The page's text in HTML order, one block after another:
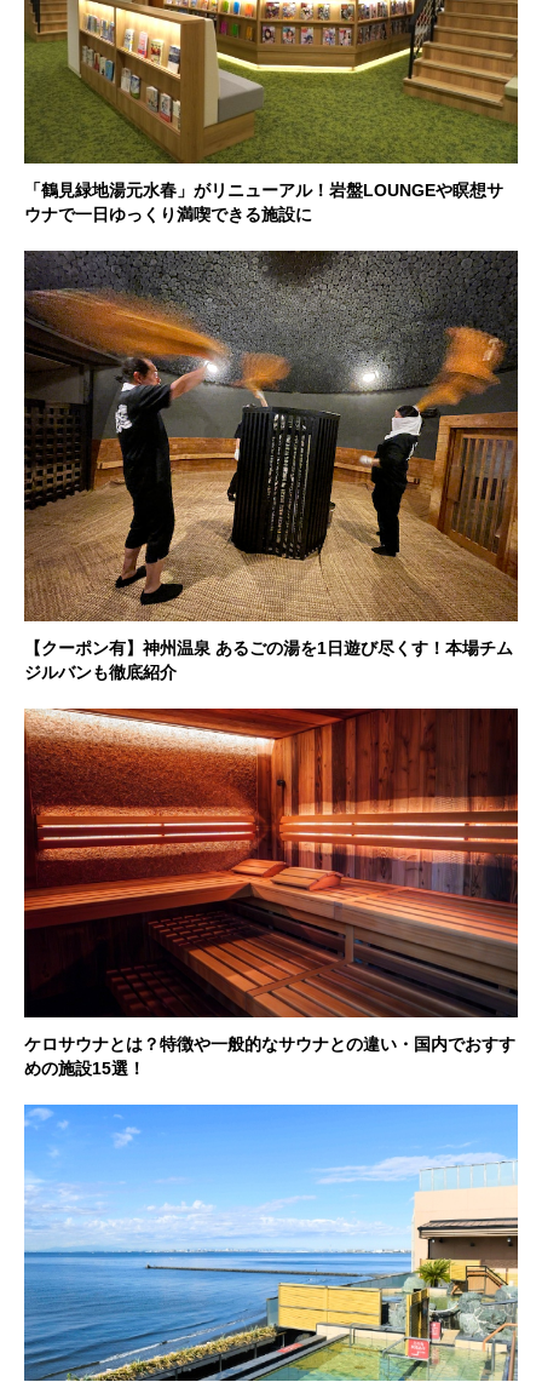
「鶴見緑地湯元水春」がリニューアル！岩盤LOUNGEや瞑想サ
ウナで一日ゆっくり満喫できる施設に
【クーポン有】神州温泉 あるごの湯を1日遊び尽くす！本場チム
ジルバンも徹底紹介
ケロサウナとは？特徴や一般的なサウナとの違い・国内でおすす
めの施設15選！